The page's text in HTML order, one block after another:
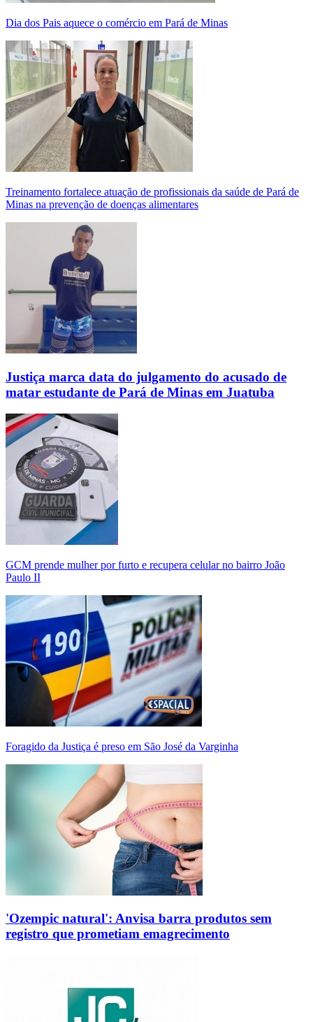
Dia dos Pais aquece o comércio em Pará de Minas
Treinamento fortalece atuação de profissionais da saúde de Pará de
Minas na prevenção de doenças alimentares
Justiça marca data do julgamento do acusado de
matar estudante de Pará de Minas em Juatuba
GCM prende mulher por furto e recupera celular no bairro João
Paulo II
Foragido da Justiça é preso em São José da Varginha
'Ozempic natural': Anvisa barra produtos sem
registro que prometiam emagrecimento